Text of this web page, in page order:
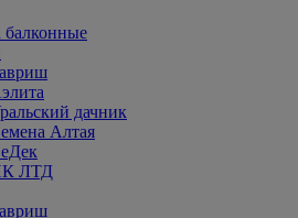
балконные
дачник
Алтая
ЛТД